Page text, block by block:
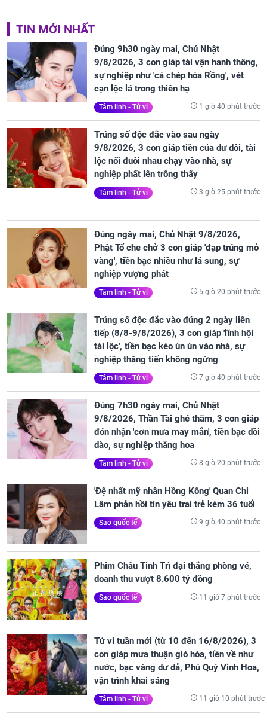
TIN MỚI NHẤT
Đúng 9h30 ngày mai, Chủ Nhật
9/8/2026, 3 con giáp tài vận hanh thông,
sự nghiệp như 'cá chép hóa Rồng', vét
cạn lộc lá trong thiên hạ
Tâm linh - Tử vi 1 giờ 40 phút trước
Trúng số độc đắc vào sau ngày
9/8/2026, 3 con giáp tiền của dư dôi, tài
lộc nối đuôi nhau chạy vào nhà, sự
nghiệp phất lên trông thấy
Tâm linh - Tử vi 3 giờ 25 phút trước
Đúng ngày mai, Chủ Nhật 9/8/2026,
Phật Tổ che chở 3 con giáp 'đạp trúng mỏ
vàng', tiền bạc nhiều như lá sung, sự
nghiệp vượng phát
Tâm linh - Tử vi 5 giờ 20 phút trước
Trúng số độc đắc vào đúng 2 ngày liên
tiếp (8/8-9/8/2026), 3 con giáp 'lĩnh hội
tài lộc', tiền bạc kéo ùn ùn vào nhà, sự
nghiệp thăng tiến không ngừng
Tâm linh - Tử vi 7 giờ 40 phút trước
Đúng 7h30 ngày mai, Chủ Nhật
9/8/2026, Thần Tài ghé thăm, 3 con giáp
đón nhận 'cơn mưa may mắn', tiền bạc dồi
dào, sự nghiệp thăng hoa
Tâm linh - Tử vi 8 giờ 20 phút trước
'Đệ nhất mỹ nhân Hồng Kông' Quan Chi
Lâm phản hồi tin yêu trai trẻ kém 36 tuổi
Sao quốc tế 9 giờ 40 phút trước
Phim Châu Tinh Trì đại thắng phòng vé,
doanh thu vượt 8.600 tỷ đồng
Sao quốc tế 11 giờ 7 phút trước
Tử vi tuần mới (từ 10 đến 16/8/2026), 3
con giáp mưa thuận gió hòa, tiền về như
nước, bạc vàng dư dả, Phú Quý Vinh Hoa,
vận trình khai sáng
Tâm linh - Tử vi 11 giờ 10 phút trước